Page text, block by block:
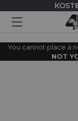
You cannot place a
NOT